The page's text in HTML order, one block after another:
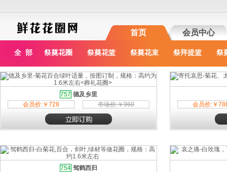
首页 会员中心
全 部 祭奠花圈 祭奠花篮 祭奠花束 祭拜提篮 祭
757 德及乡里
会员价:￥728
市场价:￥960 会员价:￥
754 驾鹤西归